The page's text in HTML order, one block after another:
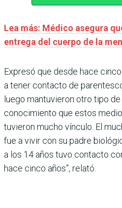
Lea más: Médico asegura
entrega del cuerpo de la
Expresó que desde hace
a tener contacto de
luego mantuvieron otro tipo
conocimiento que estos
tuvieron mucho vínculo. El
fue a vivir con su padre
a los 14 años tuvo contacto
hace cinco años”, relató.